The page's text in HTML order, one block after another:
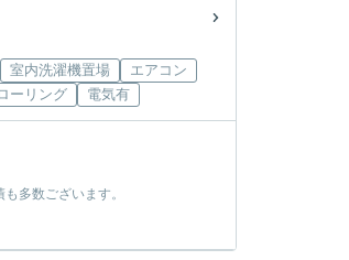
室内洗濯機置場
エアコン
ーリング 電気有
多数ございます。